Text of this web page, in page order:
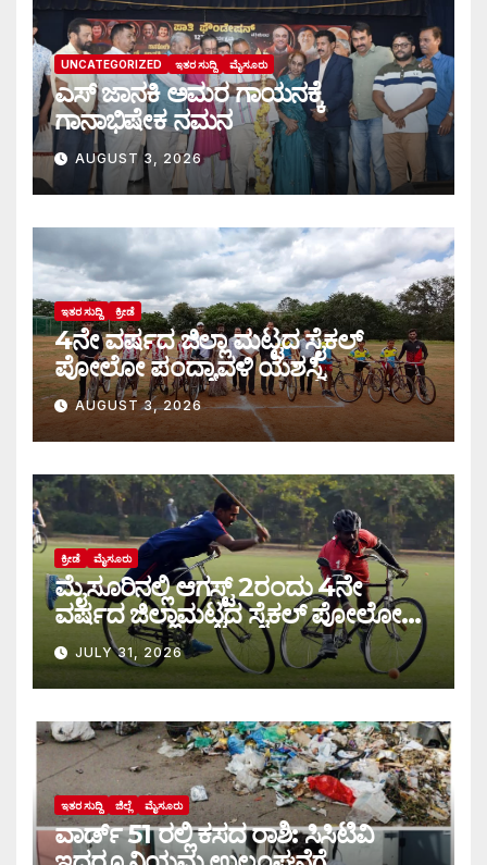
UNCATEGORIZED ಇತರ ಸುದ್ದಿ ಮೈಸೂರು
ಎಸ್ ಜಾನಕಿ ಅಮರ ಗಾಯನಕ್ಕೆ
ಗಾನಾಭಿಷೇಕ ನಮನ
AUGUST 3, 2026
ಇತರ ಸುದ್ದಿ ಕ್ರೀಡೆ
4ನೇ ವರ್ಷದ ಜಿಲ್ಲಾ ಮಟ್ಟದ ಸೈಕಲ್
ಪೋಲೋ ಪಂದ್ಯಾವಳಿ ಯಶಸ್ವಿ
AUGUST 3, 2026
ಕ್ರೀಡೆ ಮೈಸೂರು
ಮೈಸೂರಿನಲ್ಲಿ ಆಗಸ್ಟ್‌ 2ರಂದು 4ನೇ
ವರ್ಷದ ಜಿಲ್ಲಾಮಟ್ಟದ ಸೈಕಲ್ ಪೋಲೋ
ಪಂದ್ಯಾವಳಿ
JULY 31, 2026
ಇತರ ಸುದ್ದಿ ಜಿಲ್ಲೆ ಮೈಸೂರು
ವಾರ್ಡ್ 51 ರಲ್ಲಿ ಕಸದ ರಾಶಿ: ಸಿಸಿಟಿವಿ